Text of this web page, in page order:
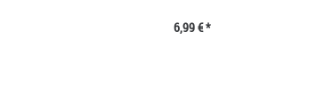
6,99 € *